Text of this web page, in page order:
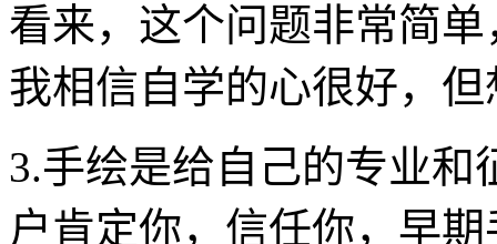
看来，这个问题非常简
我相信自学的心很好，
3.手绘是给自己的专业
户肯定你，信任你，早